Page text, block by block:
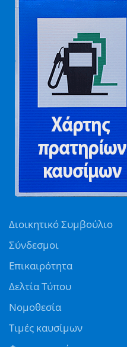
Διοικητικό Συμβούλιο
Σύνδεσμοι
Επικαιρότητα
Δελτία Τύπου
Νομοθεσία
Τιμές καυσίμων